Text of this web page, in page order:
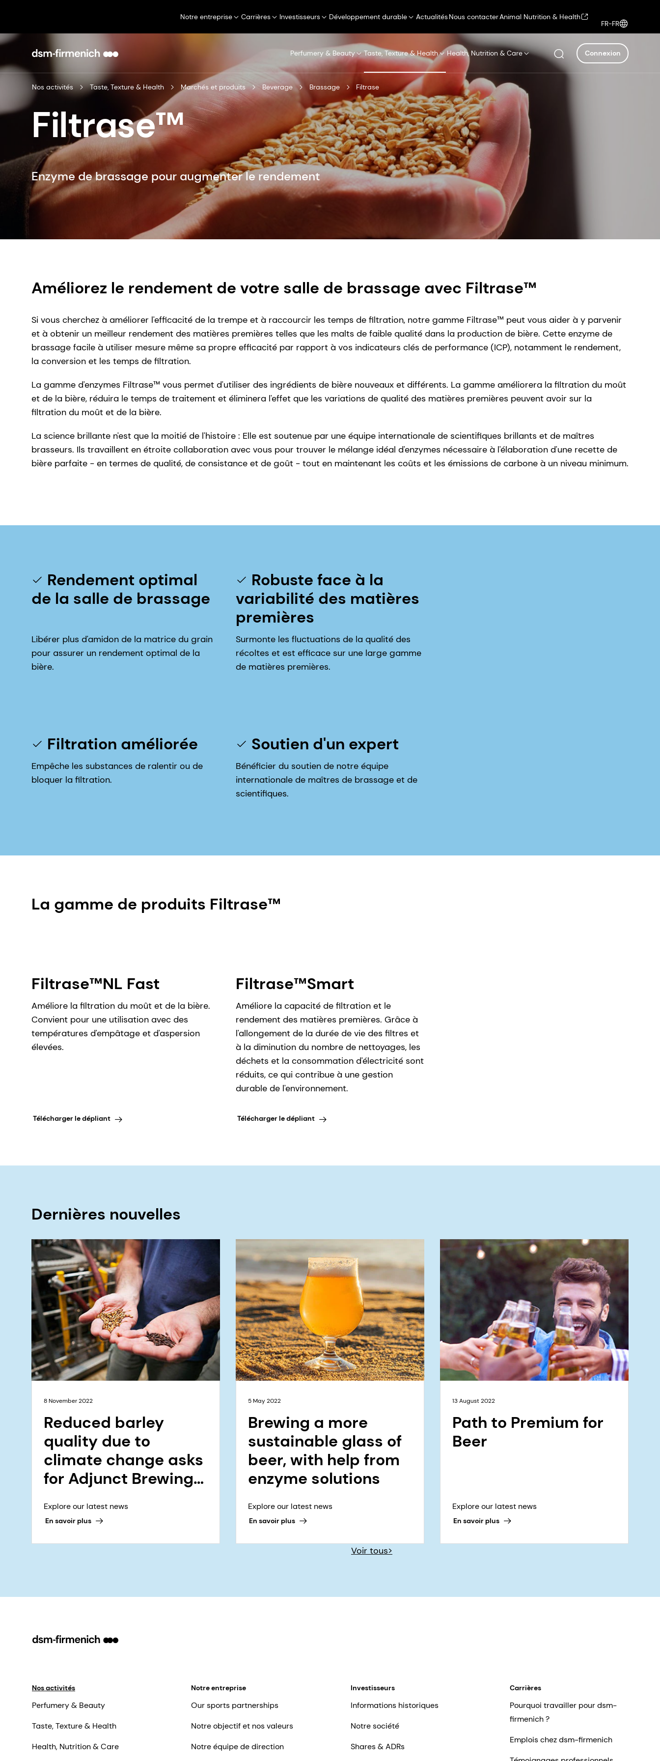
Notre entreprise Carrières Investisseurs Développement durable ActualitésNous contacterAnimal Nutrition & Health
FR-FR
Perfumery & Beauty Taste, Texture & Health Health, Nutrition & Care Connexion
Nos activités Taste, Texture & Health Marchés et produits Beverage Brassage Filtrase
Filtrase™
Enzyme de brassage pour augmenter le rendement
Améliorez le rendement de votre salle de brassage avec Filtrase™
Si vous cherchez à améliorer l'efficacité de la trempe et à raccourcir les temps de filtration, notre gamme Filtrase™ peut vous aider à y parvenir
et à obtenir un meilleur rendement des matières premières telles que les malts de faible qualité dans la production de bière. Cette enzyme de
brassage facile à utiliser mesure même sa propre efficacité par rapport à vos indicateurs clés de performance (ICP), notamment le rendement,
la conversion et les temps de filtration.
La gamme d'enzymes Filtrase™ vous permet d'utiliser des ingrédients de bière nouveaux et différents. La gamme améliorera la filtration du moût
et de la bière, réduira le temps de traitement et éliminera l'effet que les variations de qualité des matières premières peuvent avoir sur la
filtration du moût et de la bière.
La science brillante n'est que la moitié de l'histoire : Elle est soutenue par une équipe internationale de scientifiques brillants et de maîtres
brasseurs. Ils travaillent en étroite collaboration avec vous pour trouver le mélange idéal d'enzymes nécessaire à l'élaboration d'une recette de
bière parfaite - en termes de qualité, de consistance et de goût - tout en maintenant les coûts et les émissions de carbone à un niveau minimum.
Rendement optimal
de la salle de brassage
Libérer plus d'amidon de la matrice du grain
pour assurer un rendement optimal de la
bière.
Robuste face à la
variabilité des matières
premières
Surmonte les fluctuations de la qualité des
récoltes et est efficace sur une large gamme
de matières premières.
Filtration améliorée
Empêche les substances de ralentir ou de
bloquer la filtration.
Soutien d'un expert
Bénéficier du soutien de notre équipe
internationale de maîtres de brassage et de
scientifiques.
La gamme de produits Filtrase™
Filtrase™NL Fast
Améliore la filtration du moût et de la bière.
Convient pour une utilisation avec des
températures d'empâtage et d'aspersion
élevées.
Télécharger le dépliant
Filtrase™Smart
Améliore la capacité de filtration et le
rendement des matières premières. Grâce à
l'allongement de la durée de vie des filtres et
à la diminution du nombre de nettoyages, les
déchets et la consommation d'électricité sont
réduits, ce qui contribue à une gestion
durable de l'environnement.
Télécharger le dépliant
Dernières nouvelles
8 November 2022
Reduced barley
quality due to
climate change asks
for Adjunct Brewing
Explore our latest news
En savoir plus
5 May 2022
Brewing a more
sustainable glass of
beer, with help from
enzyme solutions
Explore our latest news
En savoir plus
13 August 2022
Path to Premium for
Beer
Explore our latest news
En savoir plus
Voir tous>
Nos activités
Perfumery & Beauty
Taste, Texture & Health
Health, Nutrition & Care
Notre entreprise
Our sports partnerships
Notre objectif et nos valeurs
Notre équipe de direction
Investisseurs
Informations historiques
Notre société
Shares & ADRs
Carrières
Pourquoi travailler pour dsm-
firmenich ?
Emplois chez dsm-firmenich